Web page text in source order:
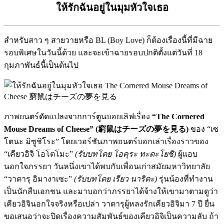
ให้รักฉันอยู่ในมุมหัวใจเธอ
สำหรับสาว ๆ สายวายหรือ BL (Boy Love) ก็ต้องเรื่องนี้ที่มีฉาย
รอบพิเศษในวันนี้ด้วย และจะเข้าฉายรอบปกติตั้งแต่วันที่ 18
กุมภาพันธ์นี้เป็นต้นไป
ภาพยนตร์ดัดแปลงจากการ์ตูนบอยเลิฟเรื่อง “The Cornered
Mouse Dreams of Cheese” (窮鼠はチーズの夢を見る) ของ “เซ
โตนะ มิซูชิโระ” โดยเวอร์ชันภาพยนตร์บอกเล่าเรื่องราวของ
“เคียวอิจิ โอโตโมะ” (รับบทโดย โอคุระ ทะดะโยชิ) ผู้แอบ
นอกใจภรรยา วันหนึ่งเขาได้พบกับเพื่อนเก่าสมัยมหาวิทยาลัย
“วาตารุ อิมางาเซะ” (รับบทโดย เรียว นาริตะ) รุ่นน้องที่ทำงาน
เป็นนักสืบเอกชน และมาบอกว่าภรรยาได้จ้างให้เขามาตามดูว่า
เคียวอิจินอกใจจริงหรือเปล่า วาตารุผู้หลงรักเคียวอิจิมา 7 ปี ยื่น
ขอเสนอว่าจะปิดเรื่องความสัมพันธ์ของเคียวอิจิเป็นความลับ ถ้า